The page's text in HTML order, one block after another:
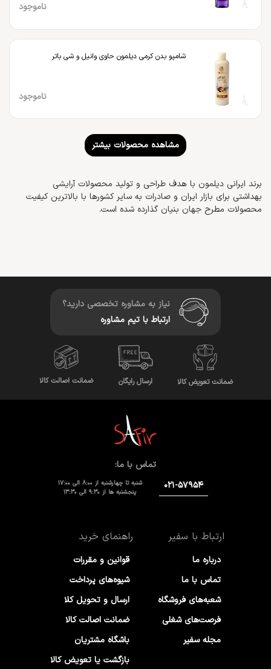
ناموجود
شامپو بدن کرمی دیلمون حاوی وانیل و شی باتر
ناموجود
مشاهده محصولات بیشتر
برند ایرانی دیلمون با هدف طراحی و تولید محصولات آرایشی
بهداشتی برای بازار ایران و صادرات به سایر کشورها با بالاترین کیفیت
محصولات مطرح جهان بنیان گذارده شده است.
نیاز به مشاوره تخصصی دارید؟
ارتباط با تیم مشاوره
ضمانت تعویض کالا ارسال رایگان ضمانت اصالت کالا
تماس با ما:
۰۲۱-۵۷۹۵۴
شنبه تا چهارشنبه از 8:00 الی 17:00
پنجشنبه ها از 9:30 الی 13:30
ارتباط با سفیر
درباره ما
تماس با ما
شعبه‌های فروشگاه
فرصت‌های شغلی
مجله سفیر
راهنمای خرید
قوانین و مقررات
شیوه‌های پرداخت
ارسال و تحویل کلا
ضمانت اصالت کالا
باشگاه مشتریان
بازگشت یا تعویض کالا